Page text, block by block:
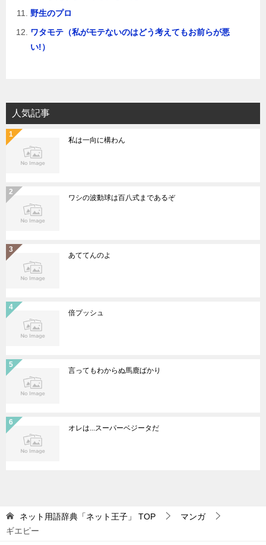
野生のプロ
ワタモテ（私がモテないのはどう考えてもお前らが悪
い!）
人気記事
私は一向に構わん
ワシの波動球は百八式まであるぞ
あててんのよ
倍プッシュ
言ってもわからぬ馬鹿ばかり
オレは...スーパーベジータだ
ネット用語辞典「ネット王子」 TOP
マンガ
ギエピー